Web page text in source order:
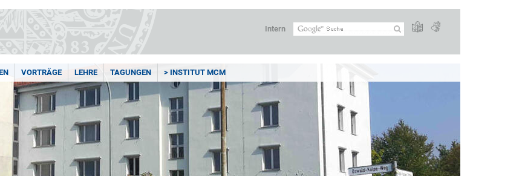
Intern
VORTRÄGE LEHRE TAGUNGEN > INSTITUT MCM